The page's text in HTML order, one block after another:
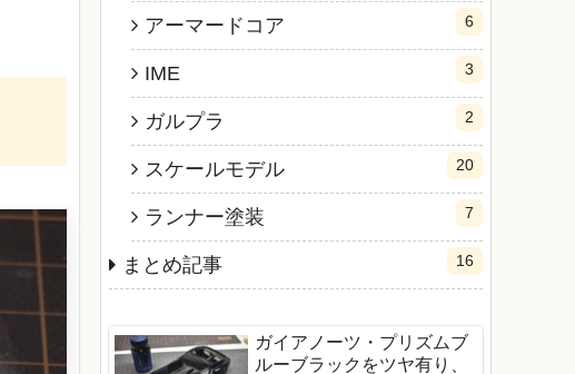
アーマードコア 6
IME 3
ガルプラ 2
スケールモデル 20
ランナー塗装 7
まとめ記事 16
ガイアノーツ・プリズムブ
ルーブラックをツヤ有り、